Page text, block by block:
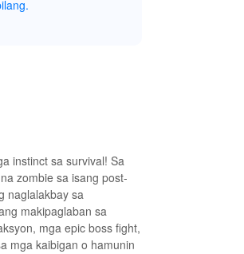
instinct sa survival! Sa
zombie sa isang post-
naglalakbay sa
makipaglaban sa
mga epic boss fight,
mga kaibigan o hamunin